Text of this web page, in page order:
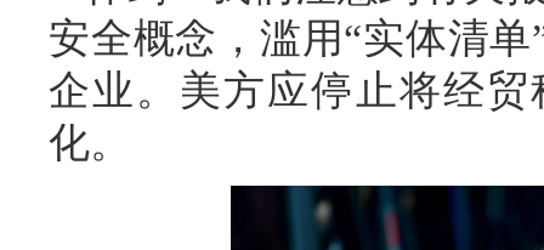
安全概念，滥用“实体清
企业。美方应停止将经
化。